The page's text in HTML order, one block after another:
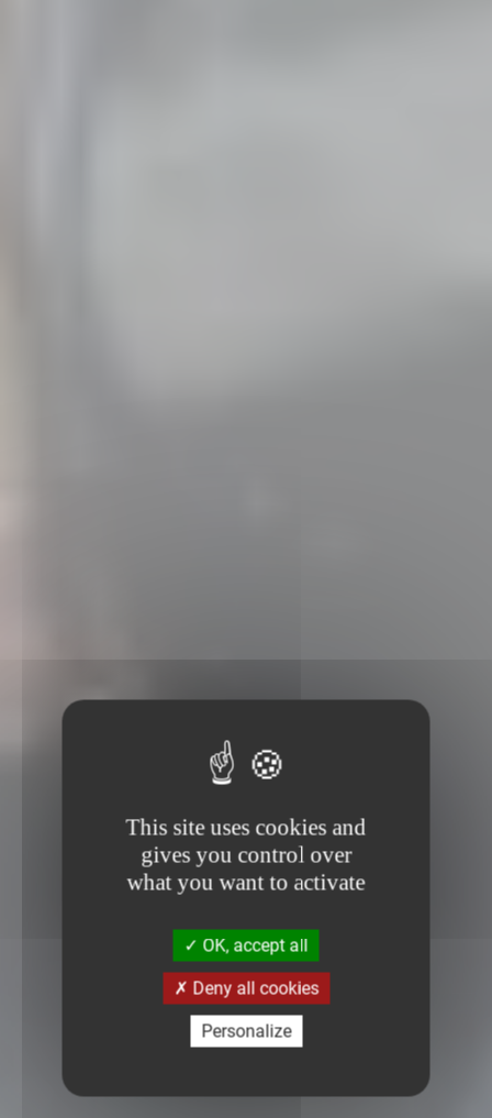
This site uses cookies and
gives you control over
what you want to activate
OK, accept all
Deny all cookies
Personalize